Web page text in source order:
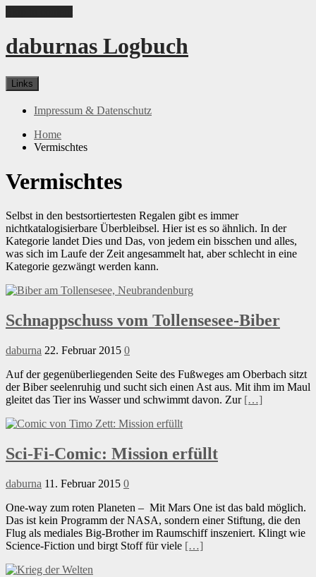
daburnas Logbuch
Links
Impressum & Datenschutz
Home
Vermischtes
Vermischtes
Selbst in den bestsortiertesten Regalen gibt es immer
nichtkatalogisierbare Überbleibsel. Hier ist es so ähnlich. In der
Kategorie landet Dies und Das, von jedem ein bisschen und alles,
was sich im Laufe der Zeit angesammelt hat, aber schlecht in eine
Kategorie gezwängt werden kann.
Schnappschuss vom Tollensesee-Biber
daburna 22. Februar 2015 0
Auf der gegenüberliegenden Seite des Fußweges am Oberbach sitzt
der Biber seelenruhig und sucht sich einen Ast aus. Mit ihm im Maul
gleitet das Tier ins Wasser und schwimmt davon. Zur […]
Sci-Fi-Comic: Mission erfüllt
daburna 11. Februar 2015 0
One-way zum roten Planeten – Mit Mars One ist das bald möglich.
Das ist kein Programm der NASA, sondern einer Stiftung, die den
Flug als mediales Big-Brother im Raumschiff inszeniert. Klingt wie
Science-Fiction und birgt Stoff für viele […]